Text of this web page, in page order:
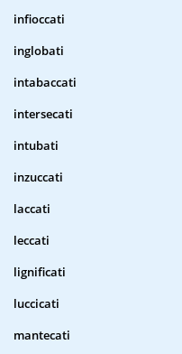
infioccati
inglobati
intabaccati
intersecati
intubati
inzuccati
laccati
leccati
lignificati
luccicati
mantecati